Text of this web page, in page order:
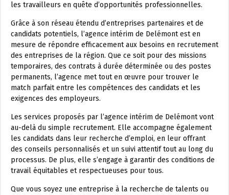
les travailleurs en quête d’opportunités professionnelles.
Grâce à son réseau étendu d’entreprises partenaires et de
candidats potentiels, l’agence intérim de Delémont est en
mesure de répondre efficacement aux besoins en recrutement
des entreprises de la région. Que ce soit pour des missions
temporaires, des contrats à durée déterminée ou des postes
permanents, l’agence met tout en œuvre pour trouver le
match parfait entre les compétences des candidats et les
exigences des employeurs.
Les services proposés par l’agence intérim de Delémont vont
au-delà du simple recrutement. Elle accompagne également
les candidats dans leur recherche d’emploi, en leur offrant
des conseils personnalisés et un suivi attentif tout au long du
processus. De plus, elle s’engage à garantir des conditions de
travail équitables et respectueuses pour tous.
Que vous soyez une entreprise à la recherche de talents ou